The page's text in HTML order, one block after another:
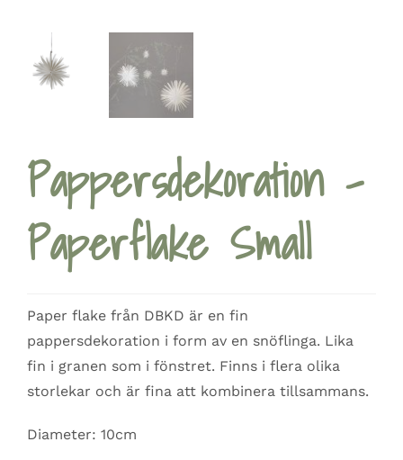
Pappersdekoration –
Paperflake Small
Paper flake från DBKD är en fin
pappersdekoration i form av en snöflinga. Lika
fin i granen som i fönstret. Finns i flera olika
storlekar och är fina att kombinera tillsammans.
Diameter: 10cm